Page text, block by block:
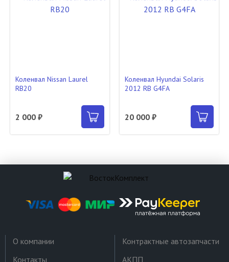
Коленвал Nissan Laurel
RB20
2 000 ₽
Коленвал Hyundai Solaris
2012 RB G4FA
20 000 ₽
О компании
Контакты
Контрактные автозапчасти
АКПП